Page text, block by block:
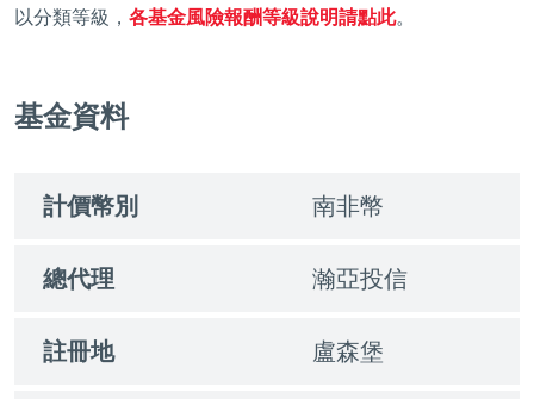
以分類等級， 各基金風險報酬等級說明請點此。
基金資料
計價幣別 南非幣
總代理 瀚亞投信
註冊地 盧森堡